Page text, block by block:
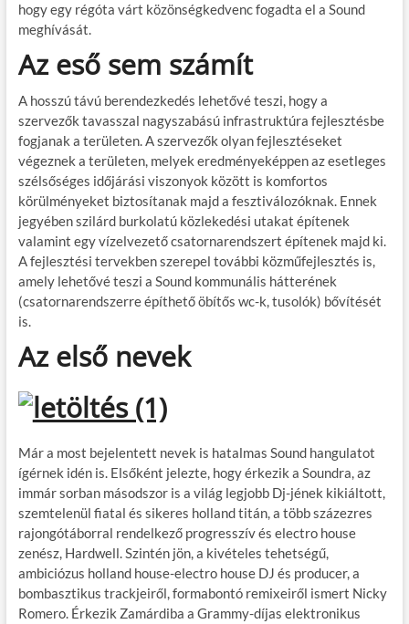
hogy egy régóta várt közönségkedvenc fogadta el a Sound
meghívását.
Az eső sem számít
A hosszú távú berendezkedés lehetővé teszi, hogy a
szervezők tavasszal nagyszabású infrastruktúra fejlesztésbe
fogjanak a területen. A szervezők olyan fejlesztéseket
végeznek a területen, melyek eredményeképpen az esetleges
szélsőséges időjárási viszonyok között is komfortos
körülményeket biztosítanak majd a fesztiválozóknak. Ennek
jegyében szilárd burkolatú közlekedési utakat építenek
valamint egy vízelvezető csatornarendszert építenek majd ki.
A fejlesztési tervekben szerepel további közműfejlesztés is,
amely lehetővé teszi a Sound kommunális hátterének
(csatornarendszerre építhető öbítős wc-k, tusolók) bővítését
is.
Az első nevek
Már a most bejelentett nevek is hatalmas Sound hangulatot
ígérnek idén is. Elsőként jelezte, hogy érkezik a Soundra, az
immár sorban másodszor is a világ legjobb Dj-jének kikiáltott,
szemtelenül fiatal és sikeres holland titán, a több százezres
rajongótáborral rendelkező progresszív és electro house
zenész, Hardwell. Szintén jön, a kivételes tehetségű,
ambiciózus holland house-electro house DJ és producer, a
bombasztikus trackjeiről, formabontó remixeiről ismert Nicky
Romero. Érkezik Zamárdiba a Grammy-díjas elektronikus